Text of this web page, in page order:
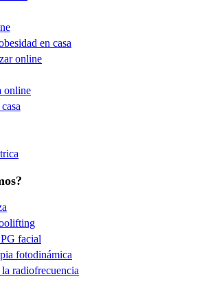
en casa
online
online
facial
fotodinámica
radiofrecuencia